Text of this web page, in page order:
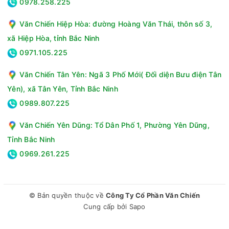
Bảng điều khiển:Nút xoay
Chiều dài dây điện:160 cm
Thương hiệu của:Việt Nam
Sản xuất tại:Trung Quốc
Tiện ích:Tiếng ồn thấp, Tiết kiệm điện, Thiết kế nhỏ gọn
Kích thước:Ngang 30 cm - Cao 110 cm - Sâu 13 cm
Hãng:FUJIHOME.
0978.258.225
Văn Chiến Hiệp Hòa: đường Hoàng Văn Thái, thôn số 3,
xã Hiệp Hòa, tỉnh Bắc Ninh
0971.105.225
Văn Chiến Tân Yên: Ngã 3 Phố Mới( Đối diện Bưu điện Tân
Yên), xã Tân Yên, Tỉnh Bắc Ninh
0989.807.225
Văn Chiến Yên Dũng: Tổ Dân Phố 1, Phường Yên Dũng,
Tỉnh Bắc Ninh
0969.261.225
© Bản quyền thuộc về Công Ty Cổ Phần Văn Chiến
Cung cấp bởi Sapo